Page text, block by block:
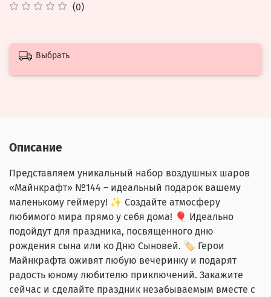
(0)
Выбрать
Описание
Представляем уникальный набор воздушных шаров
«Майнкрафт» №144 – идеальный подарок вашему
маленькому геймеру! ✨ Создайте атмосферу
любимого мира прямо у себя дома! 🎈 Идеально
подойдут для праздника, посвященного дню
рождения сына или ко Дню Сыновей. 🏷️ Герои
Майнкрафта оживят любую вечеринку и подарят
радость юному любителю приключений. Закажите
сейчас и сделайте праздник незабываемым вместе с